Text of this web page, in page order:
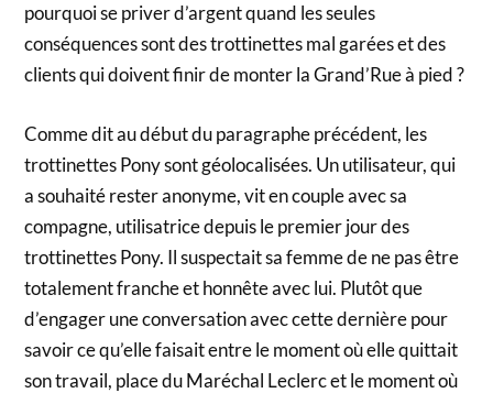
pourquoi se priver d’argent quand les seules
conséquences sont des trottinettes mal garées et des
clients qui doivent finir de monter la Grand’Rue à pied ?
Comme dit au début du paragraphe précédent, les
trottinettes Pony sont géolocalisées. Un utilisateur, qui
a souhaité rester anonyme, vit en couple avec sa
compagne, utilisatrice depuis le premier jour des
trottinettes Pony. Il suspectait sa femme de ne pas être
totalement franche et honnête avec lui. Plutôt que
d’engager une conversation avec cette dernière pour
savoir ce qu’elle faisait entre le moment où elle quittait
son travail, place du Maréchal Leclerc et le moment où